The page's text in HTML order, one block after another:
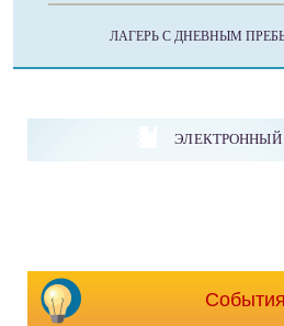
ЛАГЕРЬ С ДНЕВНЫМ
События